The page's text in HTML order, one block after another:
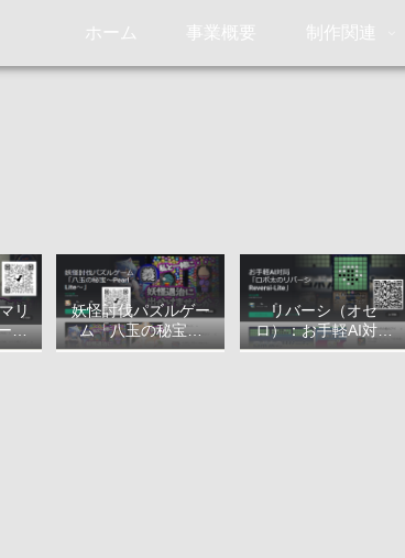
ホーム 事業概要 制作関連
リ
・
て
妖怪討伐パズルゲー
ム「八玉の秘宝～
Pearl Lite～」につい
リバーシ（オセ
ロ）：お手軽AI対局
「ロボ太のリバーシ